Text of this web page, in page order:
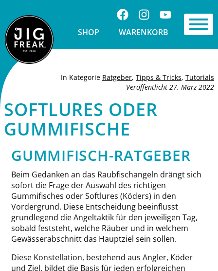
Folge uns auf Facebook
Folge uns auf
Visit us on
SHOP
WARENKORB
Toggle
In Kategorie Ratgeber, Tipps & Tricks, Tutorials
Veröffentlicht 27. März 2022
SOFTLURES ODER
GUMMIFISCHE
GUMMIFISCH-RATGEBER
Beim Gedanken an das Raubfischangeln drängt sich
sofort die Frage der Auswahl des richtigen
Gummifisches oder Softlures (Köders) in den
Vordergrund. Diese Entscheidung beeinflusst
grundlegend die Angeltaktik für den jeweiligen Tag,
sobald feststeht, welche Räuber und in welchem
Gewässerabschnitt das Hauptziel sein sollen.
Diese Konstellation, bestehend aus Angler, Köder
und Ziel, bildet die Basis für jeden erfolgreichen